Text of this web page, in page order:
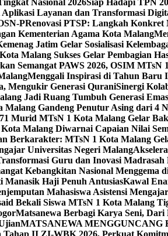
Nasional 2026Siap Hadapi TPN
Layanan dan Transformasi
PRenovasi PTSP: Langkah
Kementerian Agama Kota Malang
Jatim Gelar Sosialisasi
Malang Sukses Gelar Pembagian
Semangat PAWS 2026, OSIM MTsN
Menggali Inspirasi di Tahun Baru
Mengukir Generasi QuraniSinergi
Jadi Ruang Tumbuh Generasi
Malang Gandeng Penutur Asing dari 4
Murid MTsN 1 Kota Malang Gelar
Malang Diwarnai Capaian Nilai
Berkarakter: MTsN 1 Kota Malang
Universitas Negeri Malang
Guru dan Inovasi
Kebangkitan Nasional Menggema
Haji Penuh AntusiasKawal
Mahasiswa Asistensi
Bekali Siswa MTsN 1 Kota Malang
Matsanewa Berbagi Karya Seni,
MATSANEWA MENGGUNCANG
Tahap II ZI-WBK 2026, Perkuat